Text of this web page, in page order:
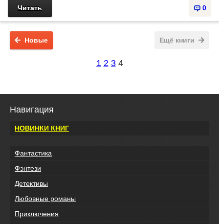
0
Читать
Новые Ещё книги
1 2 3 4
Навигация
НОВИНКИ КНИГ
Фантастика
Фэнтези
Детективы
Любовные романы
Приключения